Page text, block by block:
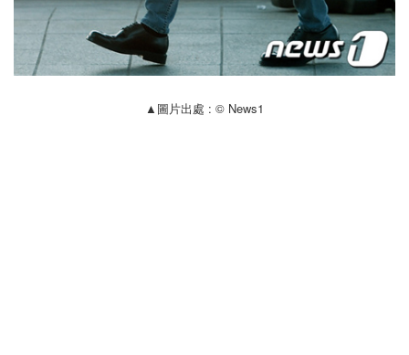
▲圖片出處 : © News1